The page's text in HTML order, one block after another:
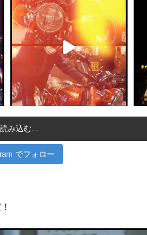
み込む...
でフォロー